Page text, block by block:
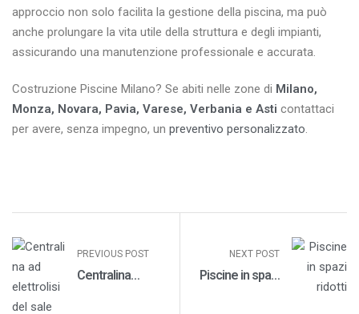
approccio non solo facilita la gestione della piscina, ma può
anche prolungare la vita utile della struttura e degli impianti,
assicurando una manutenzione professionale e accurata.
Costruzione Piscine Milano? Se abiti nelle zone di Milano,
Monza, Novara, Pavia, Varese, Verbania e Asti contattaci
per avere, senza impegno, un preventivo personalizzato.
PREVIOUS POST
Centralina
NEXT POST
Piscine in spazi